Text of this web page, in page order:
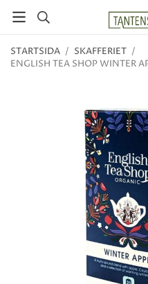
STARTSIDA / SKAFFERIET /
ENGLISH TEA SHOP WINTER